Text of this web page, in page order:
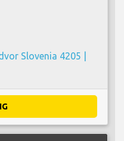
Slovenia 4205 |